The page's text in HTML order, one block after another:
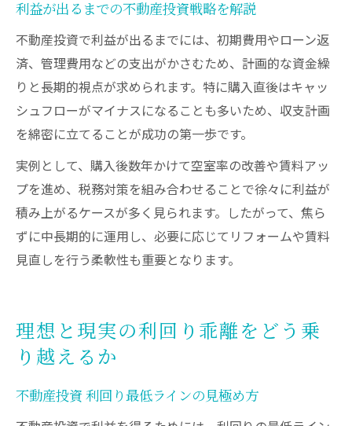
利益が出るまでの不動産投資戦略を解説
不動産投資で利益が出るまでには、初期費用やローン返
済、管理費用などの支出がかさむため、計画的な資金繰
りと長期的視点が求められます。特に購入直後はキャッ
シュフローがマイナスになることも多いため、収支計画
を綿密に立てることが成功の第一歩です。
実例として、購入後数年かけて空室率の改善や賃料アッ
プを進め、税務対策を組み合わせることで徐々に利益が
積み上がるケースが多く見られます。したがって、焦ら
ずに中長期的に運用し、必要に応じてリフォームや賃料
見直しを行う柔軟性も重要となります。
理想と現実の利回り乖離をどう乗
り越えるか
不動産投資 利回り最低ラインの見極め方